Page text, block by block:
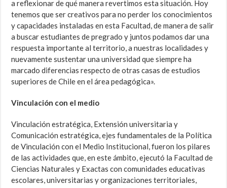
a reflexionar de qué manera revertimos esta situación. Hoy
tenemos que ser creativos para no perder los conocimientos
y capacidades instaladas en esta Facultad, de manera de salir
a buscar estudiantes de pregrado y juntos podamos dar una
respuesta importante al territorio, a nuestras localidades y
nuevamente sustentar una universidad que siempre ha
marcado diferencias respecto de otras casas de estudios
superiores de Chile en el área pedagógica».
Vinculación con el medio
Vinculación estratégica, Extensión universitaria y
Comunicación estratégica, ejes fundamentales de la Política
de Vinculación con el Medio Institucional, fueron los pilares
de las actividades que, en este ámbito, ejecutó la Facultad de
Ciencias Naturales y Exactas con comunidades educativas
escolares, universitarias y organizaciones territoriales,